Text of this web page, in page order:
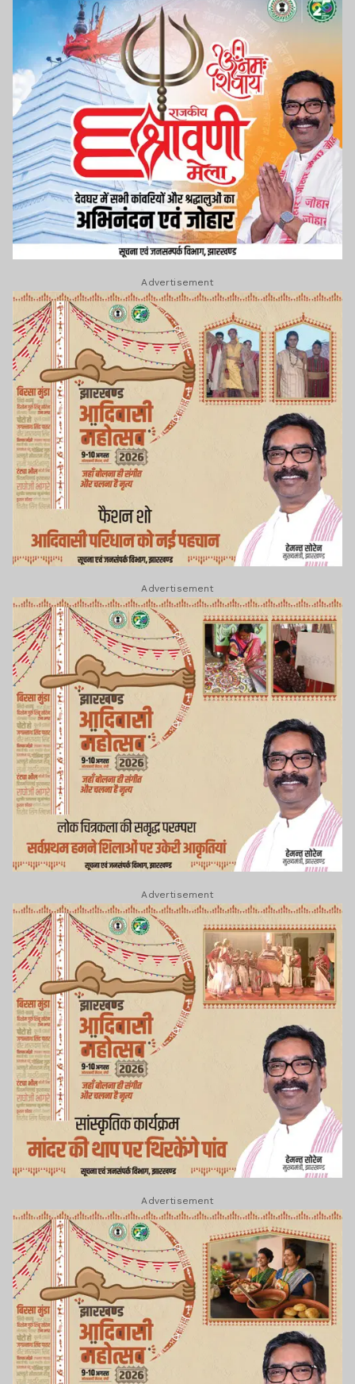
Advertisement
Advertisement
Advertisement
Advertisement